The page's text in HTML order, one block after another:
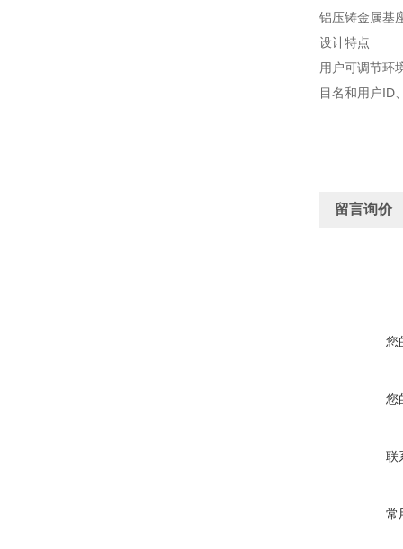
铝压铸金属基
设计特点
用户可调节环
目名和用户ID
留言询价
您
您
联
常